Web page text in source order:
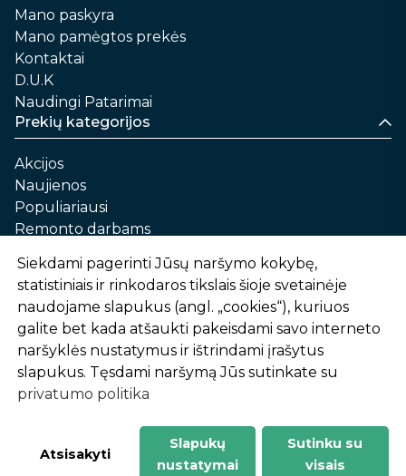
Mano paskyra
Mano pamėgtos prekės
Kontaktai
D.U.K
Naudingi Patarimai
Prekių kategorijos
Akcijos
Naujienos
Populiariausi
Remonto darbams
Automobilių priežiūrai
Sodui ir daržui
Informacija
Apie mus
Prekių pirkimo – pardavimo taisyklės
Prekių pristatymas ir atsiėmimas
-
1
2
%
n
u
o
l
a
i
d
Siekdami pagerinti Jūsų naršymo kokybę,
statistiniais ir rinkodaros tikslais šioje svetainėje
naudojame slapukus (angl. „cookies“), kuriuos
galite bet kada atšaukti pakeisdami savo interneto
naršyklės nustatymus ir ištrindami įrašytus
slapukus. Tęsdami naršymą Jūs sutinkate su
privatumo politika
Atsisakyti
Slapukų
nustatymai
Sutinku su
visais